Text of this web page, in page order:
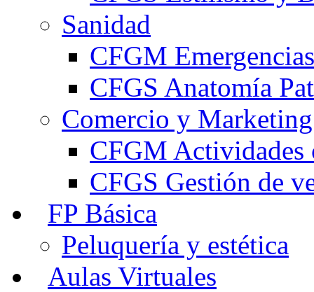
Sanidad
CFGM
CFGS Anatomía
Comercio y Marketing
CFGM Actividades
CFGS Gestión de
FP Básica
Peluquería y estética
Aulas Virtuales